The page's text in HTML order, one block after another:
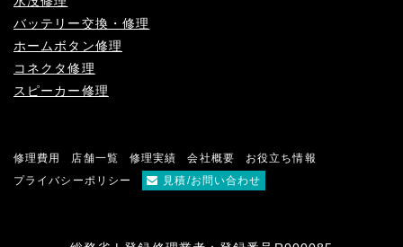
バッテリー交換・修理
ホームボタン修理
コネクタ修理
スピーカー修理
修理費用 店舗一覧 修理実績 会社概要
お役立ち情報
プライバシーポリシー
見積/お問い合わせ